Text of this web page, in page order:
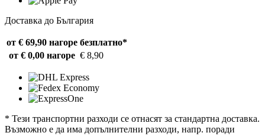
Доставка до България
от € 69,90 нагоре безплатно*
от € 0,00 нагоре € 8,90
* Тези транспортни разходи се отнасят за стандартна доставка.
Възможно е да има допълнителни разходи, напр. поради